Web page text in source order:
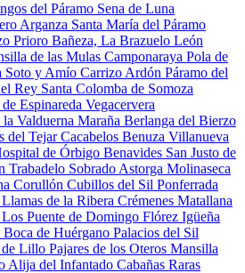
del Páramo Sena de Luna
Arganza Santa María del Páramo
Prioro Bañeza, La Brazuelo León
de las Mulas Camponaraya Pola de
Soto y Amío Carrizo Ardón Páramo del
Rey Santa Colomba de Somoza
Espinareda Vegacervera
la Valduerna Maraña Berlanga del Bierzo
del TejarCacabelos Benuza Villanueva
de Órbigo Benavides San Justo de
Trabadelo Sobrado Astorga Molinaseca
Corullón Cubillos del Sil Ponferrada
Llamas de la Ribera Crémenes Matallana
Puente de Domingo Flórez Igüeña
Boca de Huérgano Palacios del Sil
de Lillo Pajares de los Oteros Mansilla
Alija del Infantado Cabañas Raras